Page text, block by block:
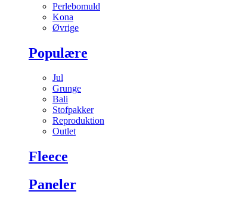
Perlebomuld
Kona
Øvrige
Populære
Jul
Grunge
Bali
Stofpakker
Reproduktion
Outlet
Fleece
Paneler